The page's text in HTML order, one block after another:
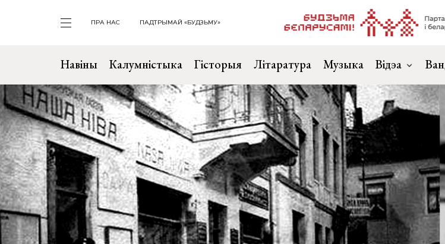
ПРА НАС ПАДТРЫМАЙ «БУДЗЬМУ»
Навіны Калумністыка Гісторыя Літаратура Музыка Відэа